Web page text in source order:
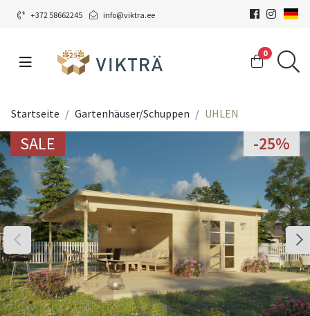
+372 58662245 info@viktra.ee
0
Startseite Gartenhäuser/Schuppen UHLEN
SALE -25%